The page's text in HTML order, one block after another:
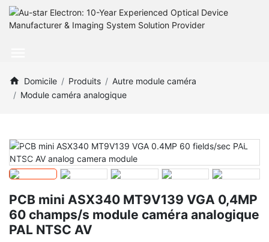
Domicile Produits
Autre module caméra
Module caméra analogique
PCB mini ASX340 MT9V139 VGA 0,4MP
60 champs/s module caméra analogique
PAL NTSC AV